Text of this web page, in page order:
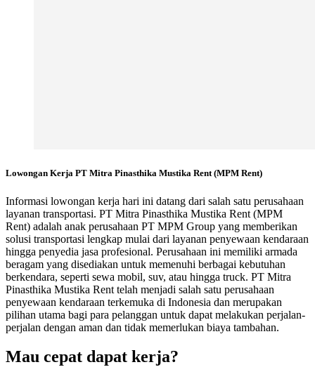
Lowongan Kerja PT Mitra Pinasthika Mustika Rent (MPM Rent)
Informasi lowongan kerja hari ini datang dari salah satu perusahaan
layanan transportasi. PT Mitra Pinasthika Mustika Rent (MPM
Rent) adalah anak perusahaan PT MPM Group yang memberikan
solusi transportasi lengkap mulai dari layanan penyewaan kendaraan
hingga penyedia jasa profesional. Perusahaan ini memiliki armada
beragam yang disediakan untuk memenuhi berbagai kebutuhan
berkendara, seperti sewa mobil, suv, atau hingga truck. PT Mitra
Pinasthika Mustika Rent telah menjadi salah satu perusahaan
penyewaan kendaraan terkemuka di Indonesia dan merupakan
pilihan utama bagi para pelanggan untuk dapat melakukan perjalan-
perjalan dengan aman dan tidak memerlukan biaya tambahan.
Mau cepat dapat kerja?